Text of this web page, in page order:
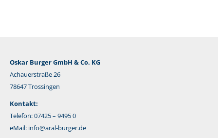
Oskar Burger GmbH & Co. KG
Achauerstraße 26
78647 Trossingen
Kontakt:
Telefon: 07425 – 9495 0
eMail: info@aral-burger.de